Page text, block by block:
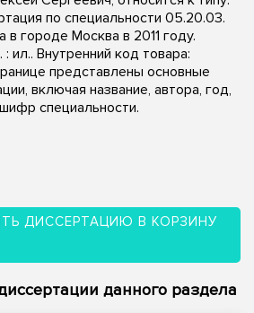
по специальности 05.20.03.
в городе Москва в 2011 году.
ил.. Внутренний код товара:
представлены основные
включая название, автора, год,
специальности.
ДИССЕРТАЦИЮ В КОРЗИНУ
данного раздела